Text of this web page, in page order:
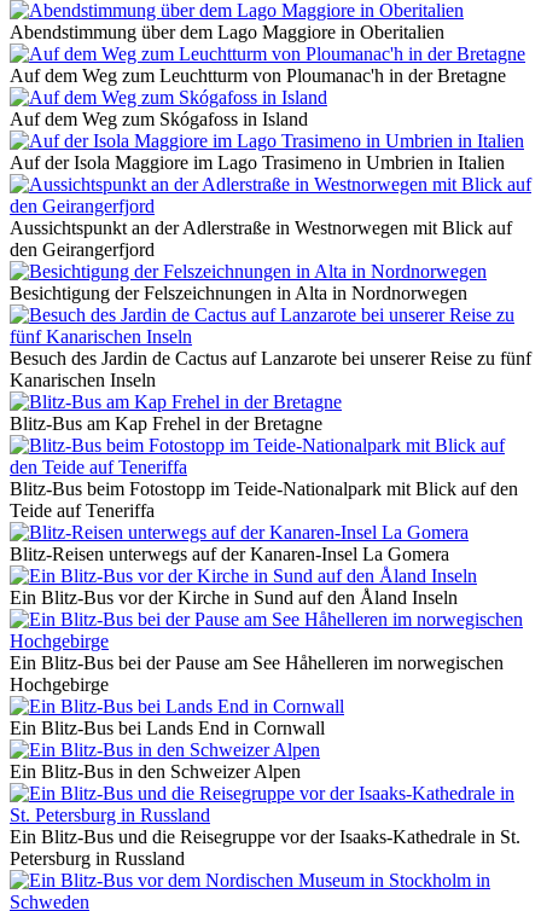
Abendstimmung über dem Lago Maggiore in Oberitalien
Auf dem Weg zum Leuchtturm von Ploumanac'h in der Bretagne
Auf dem Weg zum Skógafoss in Island
Auf der Isola Maggiore im Lago Trasimeno in Umbrien in Italien
Aussichtspunkt an der Adlerstraße in Westnorwegen mit Blick auf
den Geirangerfjord
Besichtigung der Felszeichnungen in Alta in Nordnorwegen
Besuch des Jardin de Cactus auf Lanzarote bei unserer Reise zu fünf
Kanarischen Inseln
Blitz-Bus am Kap Frehel in der Bretagne
Blitz-Bus beim Fotostopp im Teide-Nationalpark mit Blick auf den
Teide auf Teneriffa
Blitz-Reisen unterwegs auf der Kanaren-Insel La Gomera
Ein Blitz-Bus vor der Kirche in Sund auf den Åland Inseln
Ein Blitz-Bus bei der Pause am See Håhelleren im norwegischen
Hochgebirge
Ein Blitz-Bus bei Lands End in Cornwall
Ein Blitz-Bus in den Schweizer Alpen
Ein Blitz-Bus und die Reisegruppe vor der Isaaks-Kathedrale in St.
Petersburg in Russland